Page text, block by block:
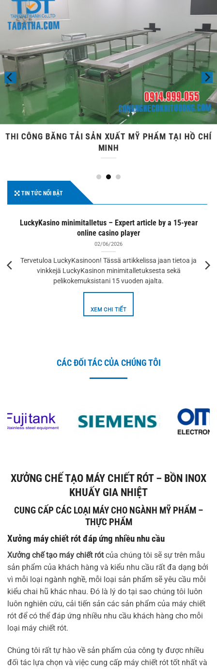
THI CÔNG BĂNG TẢI SẢN XUẤT MỸ PHẨM TẠI HỒ CHÍ
MINH
TIN TỨC NỔI BẬT
LuckyKasino minimitalletus – Expert article by a 15-year
online casino player
02/06/2026
Tervetuloa LuckyKasinoon! Tässä artikkelissa jaan tietoa ja
vinkkejä LuckyKasinon minimitalletuksesta sekä
pelikokemuksistani 15 vuoden ajalta.
XEM CHI TIẾT
CÁC ĐỐI TÁC CỦA CHÚNG TÔI
XƯỞNG CHẾ TẠO MÁY CHIẾT RÓT – BỒN INOX
KHUẤY GIA NHIỆT
CUNG CẤP CÁC LOẠI MÁY CHO NGÀNH MỸ PHẨM –
THỰC PHẨM
Xưởng máy chiết rót đáp ứng nhiều nhu cầu
Xưởng chế tạo máy chiết rótcủa chúng tôi sẽ sự trên mẫu
sản phẩm của khách hàng và kiểu nhu cầu rất đa dạng bởi
vì mỗi loại ngành nghề, mỗi loại sản phẩm sẽ yêu cầu mỗi
kiểu chai hũ khác nhau. Đó là lý do tại sao chúng tôi luôn
luôn nghiên cứu, cải tiến sản các sản phẩm của máy chiết
rót để có thể đáp ứng nhiều nhu cầu khách hàng cho mỗi
loại máy chiết rót.
Chúng tôi rất tự hào về sản phẩm của công ty được nhiều
đối tác lựa chọn và việc cung cấp máy chiết rót tốt nhất và